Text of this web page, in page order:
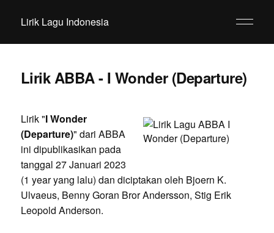
Lirik Lagu Indonesia
Lirik ABBA - I Wonder (Departure)
Lirik "I Wonder
(Departure)" dari ABBA
ini dipublikasikan pada
tanggal 27 Januari 2023
(1 year yang lalu) dan diciptakan oleh Bjoern K.
Ulvaeus, Benny Goran Bror Andersson, Stig Erik
Leopold Anderson.